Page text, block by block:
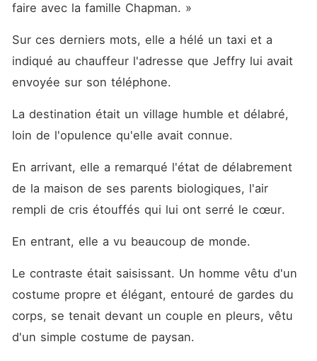
faire avec la famille Chapman. »
Sur ces derniers mots, elle a hélé un taxi et a
indiqué au chauffeur l'adresse que Jeffry lui avait
envoyée sur son téléphone.
La destination était un village humble et délabré,
loin de l'opulence qu'elle avait connue.
En arrivant, elle a remarqué l'état de délabrement
de la maison de ses parents biologiques, l'air
rempli de cris étouffés qui lui ont serré le cœur.
En entrant, elle a vu beaucoup de monde.
Le contraste était saisissant. Un homme vêtu d'un
costume propre et élégant, entouré de gardes du
corps, se tenait devant un couple en pleurs, vêtu
d'un simple costume de paysan.